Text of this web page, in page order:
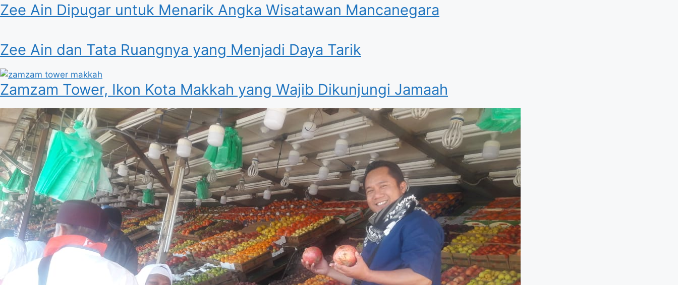
Zee Ain Dipugar untuk Menarik Angka Wisatawan Mancanegara
Zee Ain dan Tata Ruangnya yang Menjadi Daya Tarik
Zamzam Tower, Ikon Kota Makkah yang Wajib Dikunjungi Jamaah